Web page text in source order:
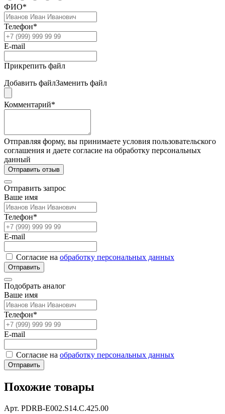
ФИО*
Телефон*
E-mail
Прикрепить файл
Добавить файлЗаменить файл
Комментарий*
Отправляя форму, вы принимаете условия пользовательского
соглашения и даете согласие на обработку персональных
данный
Отправить отзыв
Отправить запрос
Ваше имя
Телефон*
E-mail
Согласие на обработку персональных данных
Отправить
Подобрать аналог
Ваше имя
Телефон*
E-mail
Согласие на обработку персональных данных
Отправить
Похожие товары
Арт. PDRB-E002.S14.C.425.00